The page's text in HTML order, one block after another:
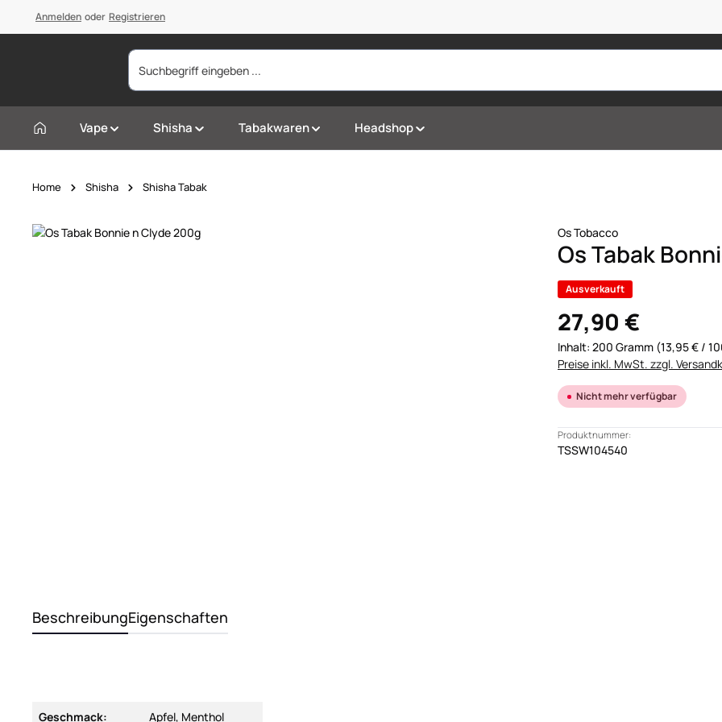
Zur Hauptnavigation springen
Anmelden oder Registrieren
Vape Shisha Tabakwaren Headshop
Home Shisha Shisha Tabak
Bildergalerie überspringen Os Tobacco
Os Tabak
Ausverkauft
27,90 €
Inhalt: 200 Gramm (13,95 € /
Preise inkl. MwSt. zzgl.
Nicht mehr verfügbar
Produktnummer:
TSSW104540
BeschreibungEigenschaften
Geschmack: Apfel, Menthol